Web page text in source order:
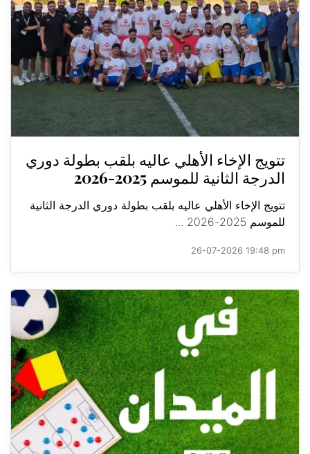
تتويج الإخاء الأهلي عاليه بلقب بطولة دوري
الدرجة الثانية للموسم 2025-2026
تتويج الإخاء الأهلي عاليه بلقب بطولة دوري الدرجة الثانية
للموسم 2025-2026 ...
26-07-2026 19:48 pm